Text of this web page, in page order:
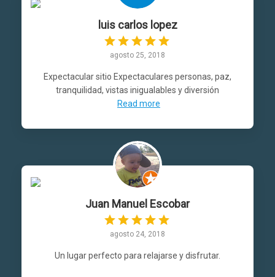
luis carlos lopez
agosto 25, 2018
Expectacular sitio Expectaculares personas, paz,
tranquilidad, vistas inigualables y diversión
Read more
Juan Manuel Escobar
agosto 24, 2018
Un lugar perfecto para relajarse y disfrutar.